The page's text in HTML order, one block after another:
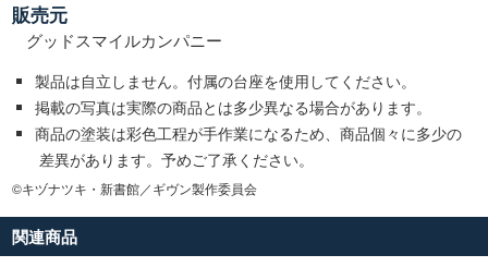
販売元
グッドスマイルカンパニー
製品は自立しません。付属の台座を使用してください。
掲載の写真は実際の商品とは多少異なる場合があります。
商品の塗装は彩色工程が手作業になるため、商品個々に多少の
差異があります。予めご了承ください。
©キヅナツキ・新書館／ギヴン製作委員会
関連商品